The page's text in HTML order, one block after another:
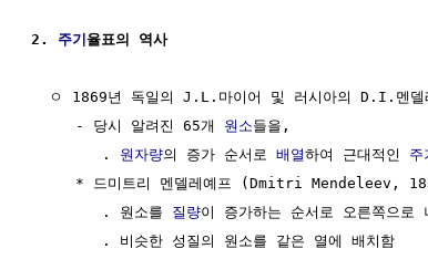
2. 주기율표의 역사
ㅇ 1869년 독일의 J.L.마이어 및 러시아의 D.I.멘델
     - 당시 알려진 65개
원소들을,
        .
원자량의 증가 순서로 배열하여 근대적인 주
* 드미트리 멘델레예프 (Dmitri Mendeleev,
        . 원소를
질량이 증가하는 순서로 오른쪽으로
        . 비슷한 성질의 원소를 같은 열에 배치함